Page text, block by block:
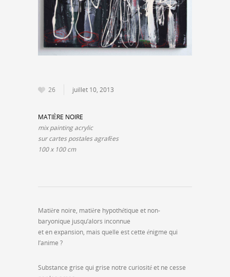
26 juillet 10, 2013
MATIÈRE NOIRE
mix painting acrylic
sur cartes postales agrafées
100 x 100 cm
Matière noire, matière hypothétique et non-
baryonique jusqu’alors inconnue
et en expansion, mais quelle est cette énigme qui
l’anime ?
Substance grise qui grise notre curiosité et ne cesse